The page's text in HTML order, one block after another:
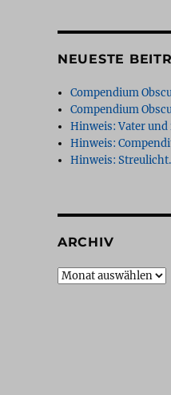
NEUESTE
Compendium
Compendium
Hinweis: Vater und
Hinweis:
Hinweis:
ARCHIV
Archiv